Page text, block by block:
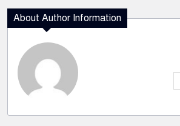
About Author Information